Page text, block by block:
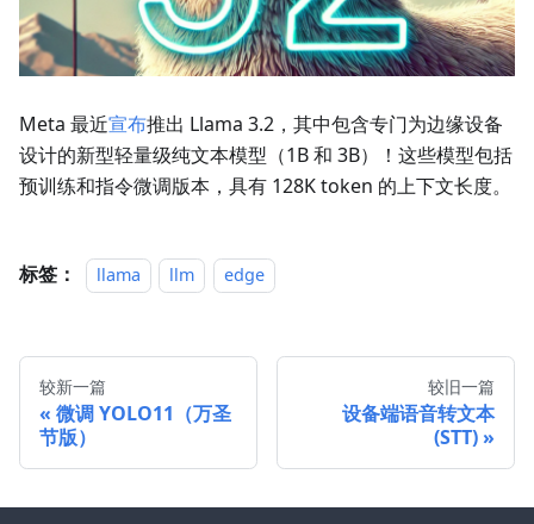
Meta 最近宣布推出 Llama 3.2，其中包含专门为边缘设备
设计的新型轻量级纯文本模型（1B 和 3B）！这些模型包括
预训练和指令微调版本，具有 128K token 的上下文长度。
标签： llama llm edge
较新一篇
微调 YOLO11（万圣
节版）
较旧一篇
设备端语音转文本
(STT)